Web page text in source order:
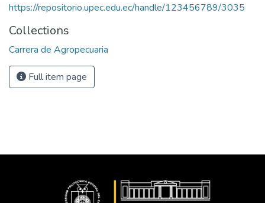
https://repositorio.upec.edu.ec/handle/123456789/3035
Collections
Carrera de Agropecuaria
Full item page